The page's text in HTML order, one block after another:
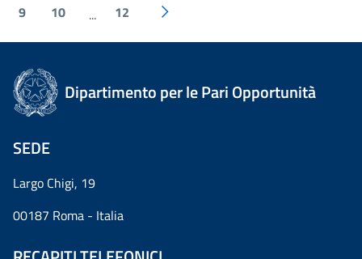
9 10 ... 12
Dipartimento per le Pari Opportunità
SEDE
Largo Chigi, 19
00187 Roma - Italia